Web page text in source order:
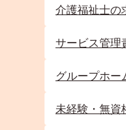
介護福祉士の
サービス管理
グループホー
未経験・無資